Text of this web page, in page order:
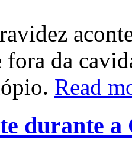
fora da
Read
durante a